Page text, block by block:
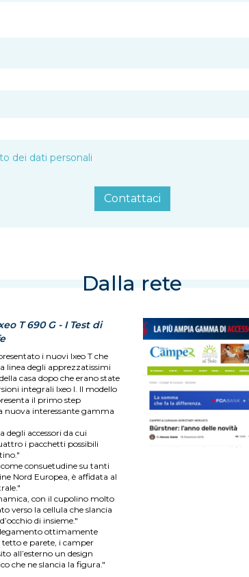
dei dati personali
Contattaci
Dalla rete
T 690 G - I Test di
i nuovi Ixeo T che
linea degli apprezzatissimi
casa dopo che erano state
integrali Ixeo I. Il modello
il primo step
nuova interessante gamma
degli accessori da cui
i pacchetti possibili
consuetudine su tanti
Nord Europea, è affidata al
con il cupolino molto
verso la cellula che slancia
di insieme."
ottimamente
e parete, i camper
all’esterno un design
che ne slancia la figura."